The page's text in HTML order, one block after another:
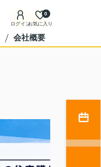
ログインお気に入り
0
会社概要